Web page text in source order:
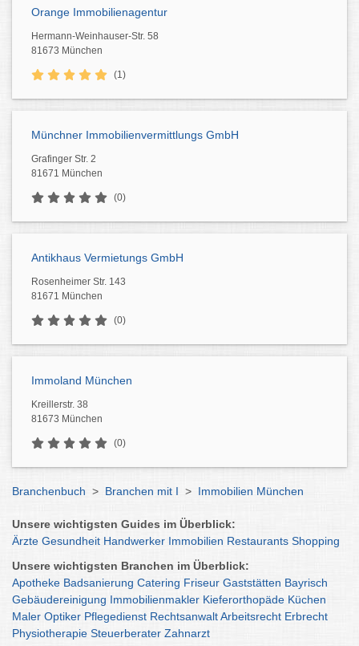
Orange Immobilienagentur
Hermann-Weinhauser-Str. 58
81673 München
(1)
Münchner Immobilienvermittlungs GmbH
Grafinger Str. 2
81671 München
(0)
Antikhaus Vermietungs GmbH
Rosenheimer Str. 143
81671 München
(0)
Immoland München
Kreillerstr. 38
81673 München
(0)
Branchenbuch > Branchen mit I > Immobilien München
Unsere wichtigsten Guides im Überblick:
Ärzte Gesundheit Handwerker Immobilien Restaurants Shopping
Unsere wichtigsten Branchen im Überblick:
Apotheke Badsanierung Catering Friseur Gaststätten Bayrisch
Gebäudereinigung Immobilienmakler Kieferorthopäde Küchen
Maler Optiker Pflegedienst RechtsanwaltArbeitsrecht Erbrecht
Physiotherapie Steuerberater Zahnarzt